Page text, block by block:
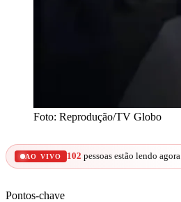
Foto: Reprodução/TV Globo
AO VIVO 102 pessoas estão lendo agora
Pontos-chave